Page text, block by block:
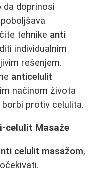
da doprinosi
tehnike anti
individualnim
rešenjem.
anticelulit
načinom života
protiv celulita.
celulit Masaže
celulit masažom,